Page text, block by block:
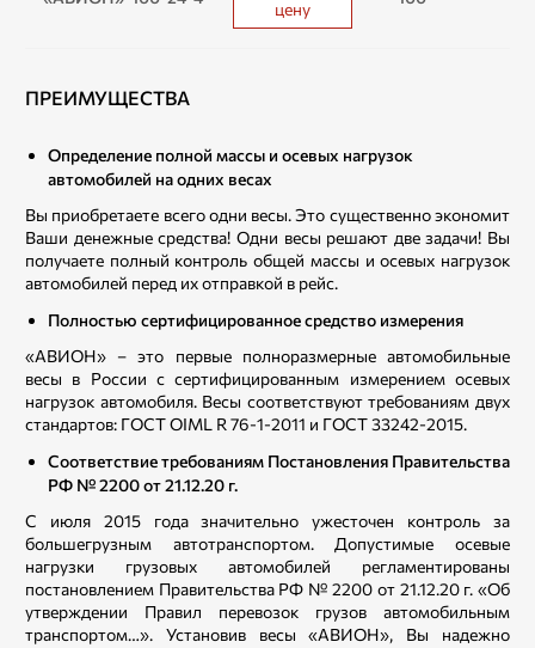
цену
ПРЕИМУЩЕСТВА
Определение полной массы и осевых нагрузок
автомобилей на одних весах
Вы приобретаете всего одни весы. Это существенно экономит
Ваши денежные средства! Одни весы решают две задачи! Вы
получаете полный контроль общей массы и осевых нагрузок
автомобилей перед их отправкой в рейс.
Полностью сертифицированное средство измерения
«АВИОН» – это первые полноразмерные автомобильные
весы в России с сертифицированным измерением осевых
нагрузок автомобиля. Весы соответствуют требованиям двух
стандартов: ГОСТ OIML R 76-1-2011 и ГОСТ 33242-2015.
Соответствие требованиям Постановления Правительства
РФ № 2200 от 21.12.20 г.
С июля 2015 года значительно ужесточен контроль за
большегрузным автотранспортом. Допустимые осевые
нагрузки грузовых автомобилей регламентированы
постановлением Правительства РФ № 2200 от 21.12.20 г. «Об
утверждении Правил перевозок грузов автомобильным
транспортом…». Установив весы «АВИОН», Вы надежно